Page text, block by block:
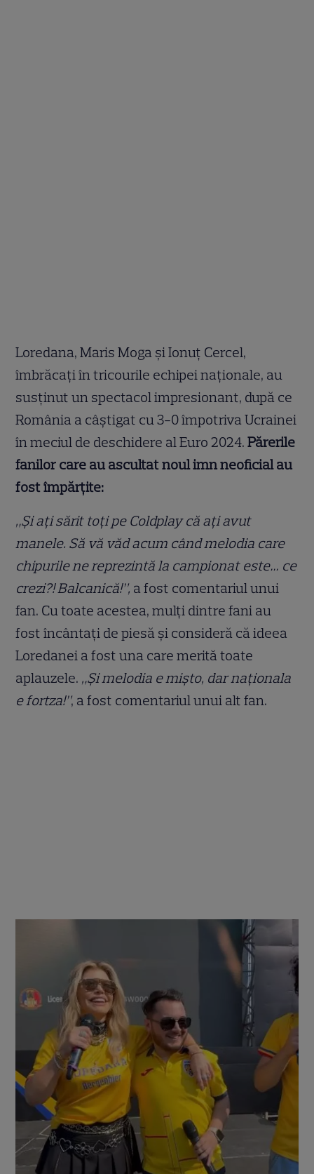
Loredana, Maris Moga și Ionuț Cercel,
îmbrăcați în tricourile echipei naționale, au
susținut un spectacol impresionant, după ce
România a câștigat cu 3-0 împotriva Ucrainei
în meciul de deschidere al Euro 2024.Părerile
fanilor care au ascultat noul imn neoficial au
fost împărțite:
„Și ați sărit toți pe Coldplay că ați avut
manele. Să vă văd acum când melodia care
chipurile ne reprezintă la campionat este… ce
crezi?! Balcanică!”, a fost comentariul unui
fan. Cu toate acestea, mulți dintre fani au
fost încântați de piesă și consideră că ideea
Loredanei a fost una care merită toate
aplauzele. „Și melodia e mișto, dar naționala
e fortza!”, a fost comentariul unui alt fan.